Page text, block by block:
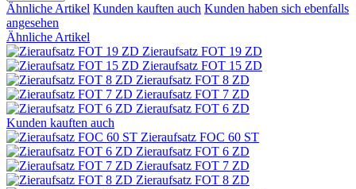
Ähnliche Artikel Kunden kauften auch Kunden haben sich ebenfalls
angesehen
Ähnliche Artikel
Zieraufsatz FOT 19 ZD
Zieraufsatz FOT 15 ZD
Zieraufsatz FOT 8 ZD
Zieraufsatz FOT 7 ZD
Zieraufsatz FOT 6 ZD
Kunden kauften auch
Zieraufsatz FOC 60 ST
Zieraufsatz FOT 6 ZD
Zieraufsatz FOT 7 ZD
Zieraufsatz FOT 8 ZD